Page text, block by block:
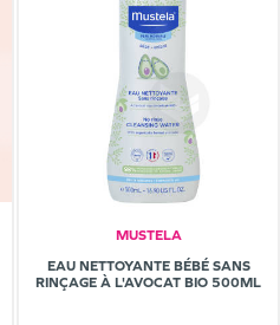
MUSTELA
EAU NETTOYANTE BÉBÉ SANS
RINÇAGE À L'AVOCAT BIO 500ML